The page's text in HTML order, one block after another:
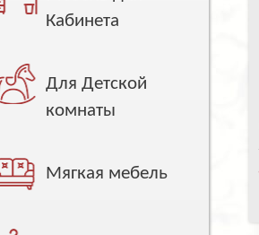
Кабинета
Для Детской
комнаты
Мягкая мебель